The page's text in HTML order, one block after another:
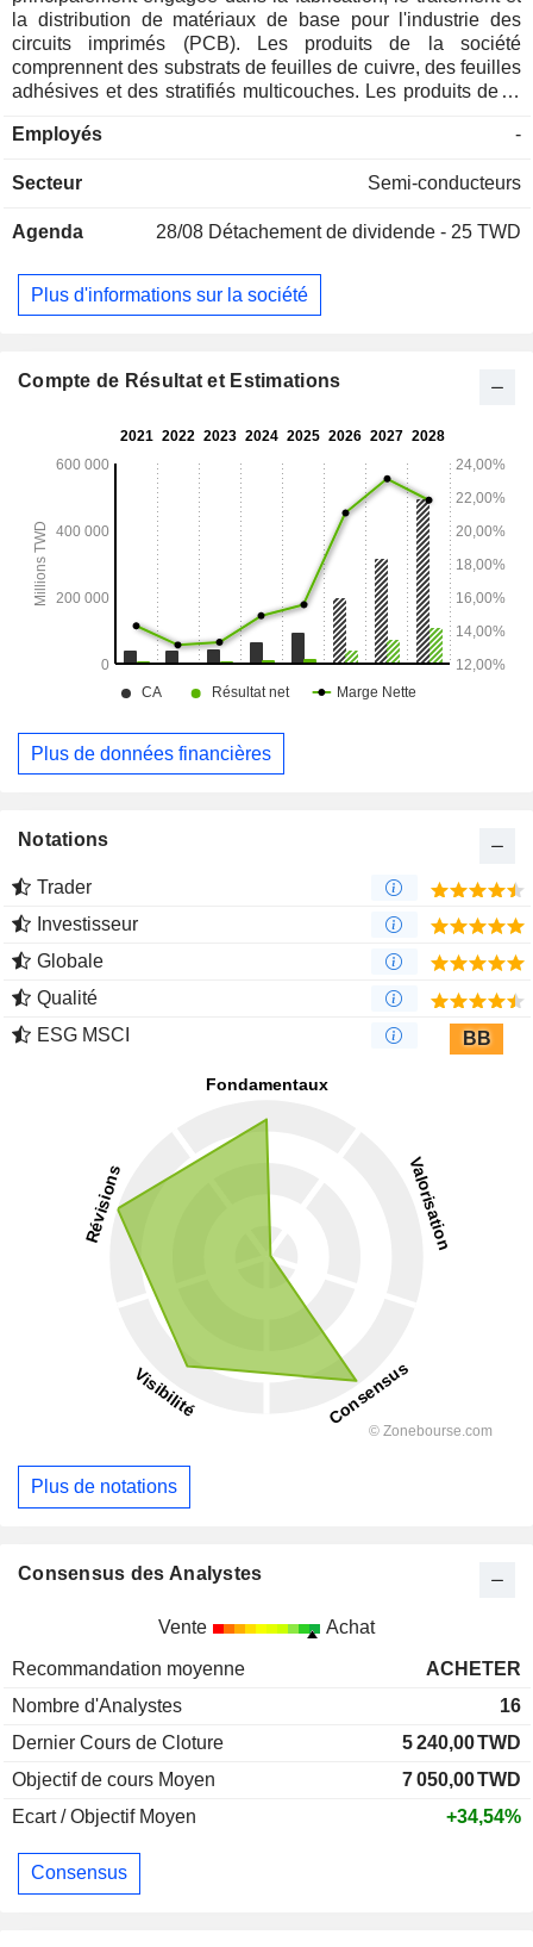
la distribution de matériaux de base pour l'industrie des
circuits imprimés (PCB). Les produits de la société
comprennent des substrats de feuilles de cuivre, des feuilles
adhésives et des stratifiés multicouches. Les produits de la
double face et multicouches. La société distribue ses
Sud.
Employés -
Secteur Semi-conducteurs
Agenda 28/08 Détachement de dividende - 25 TWD
Plus d'informations sur la société
Compte de Résultat et Estimations
Plus de données financières
Notations
Trader
Investisseur
Globale
Qualité
ESG MSCI
BB
Plus de notations
Consensus des Analystes
Vente Achat
Recommandation moyenne
ACHETER
Nombre d'Analystes
16
Dernier Cours de Cloture
5 240,00TWD
Objectif de cours Moyen
7 050,00TWD
Ecart / Objectif Moyen
+34,54%
Consensus